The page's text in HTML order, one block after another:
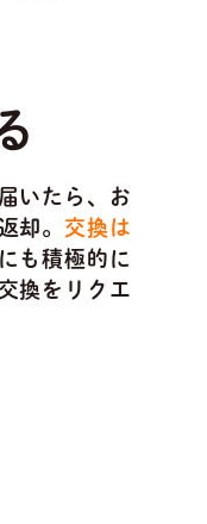
いたら、お
却。 交換は
も積極的に
換をリクエ